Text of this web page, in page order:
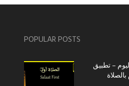
POPULAR POSTS
– تطبيق